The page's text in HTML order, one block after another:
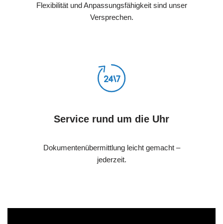
Flexibilität und Anpassungsfähigkeit sind unser
Versprechen.
Service rund um die Uhr
Dokumentenübermittlung leicht gemacht –
jederzeit.